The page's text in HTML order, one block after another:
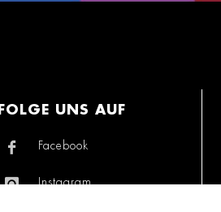
FOLGE UNS AUF
Facebook
Instagram